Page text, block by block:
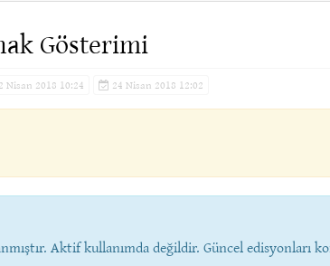
Gösterimi
Nisan 2018 10:24 24 Nisan 2018 12:02
Aktif kullanımda değildir. Güncel edisyonları